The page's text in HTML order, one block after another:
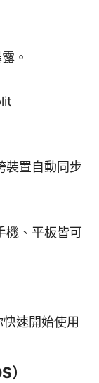
。
裝置自動同步
機、平板皆可
速開始使用